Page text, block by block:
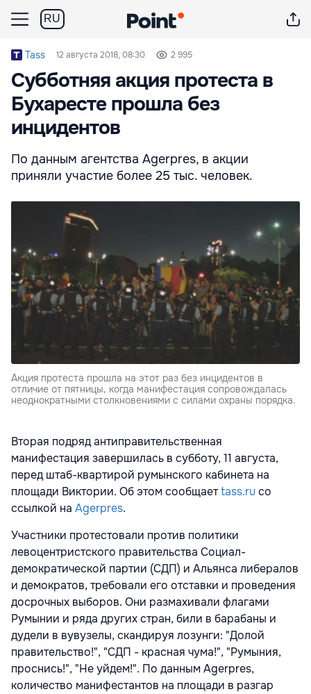
RU
Tass 12 августа 2018, 08:30 2 995
Субботняя акция протеста в
Бухаресте прошла без
инцидентов
По данным агентства Agerpres, в акции
приняли участие более 25 тыс. человек.
Акция протеста прошла на этот раз без инцидентов в
отличие от пятницы, когда манифестация сопровождалась
неоднократными столкновениями с силами охраны порядка.
Вторая подряд антиправительственная
манифестация завершилась в субботу, 11 августа,
перед штаб-квартирой румынского кабинета на
площади Виктории. Об этом сообщаетtass.ruсо
ссылкой на Agerpres.
Участники протестовали против политики
левоцентристского правительства Социал-
демократической партии (СДП) и Альянса либералов
и демократов, требовали его отставки и проведения
досрочных выборов. Они размахивали флагами
Румынии и ряда других стран, били в барабаны и
дудели в вувузелы, скандируя лозунги: "Долой
правительство!", "СДП - красная чума!", "Румыния,
проснись!", "Не уйдем!". По данным Agerpres,
количество манифестантов на площади в разгар